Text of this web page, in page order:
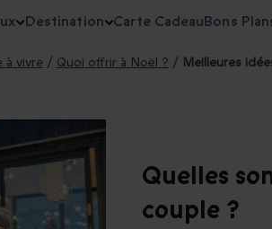
Destination Carte CadeauBons
à vivre / Quoi offrir à Noël ? / Meilleures
Quelles
couple ?